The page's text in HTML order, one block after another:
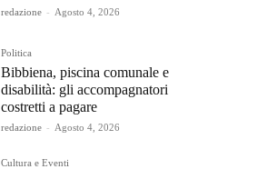
redazione - Agosto 4, 2026
Politica
Bibbiena, piscina comunale e
disabilità: gli accompagnatori
costretti a pagare
redazione - Agosto 4, 2026
Cultura e Eventi